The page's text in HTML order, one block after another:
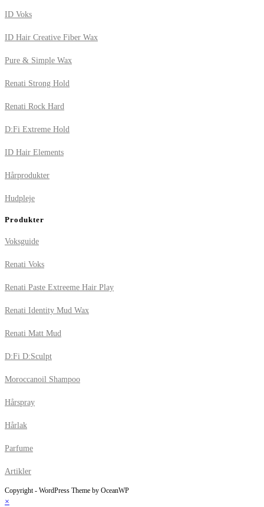
ID Voks
ID Hair Creative Fiber Wax
Pure & Simple Wax
Renati Strong Hold
Renati Rock Hard
D:Fi Extreme Hold
ID Hair Elements
Hårprodukter
Hudpleje
Produkter
Voksguide
Renati Voks
Renati Paste Extreeme Hair Play
Renati Identity Mud Wax
Renati Matt Mud
D:Fi D:Sculpt
Moroccanoil Shampoo
Hårspray
Hårlak
Parfume
Artikler
Copyright - WordPress Theme by OceanWP
×